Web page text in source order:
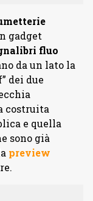
gadget
fluo
da un lato la
dei due
costruita
e quella
sono già
preview